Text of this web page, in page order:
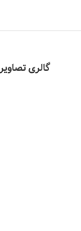
گالری تصاویر